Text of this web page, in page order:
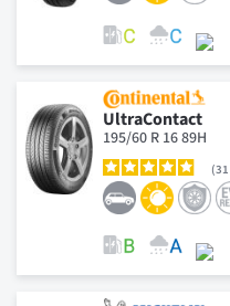
UltraContact
195/60 R 16 89H
31